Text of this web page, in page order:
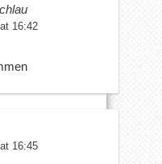
16:42
16:45